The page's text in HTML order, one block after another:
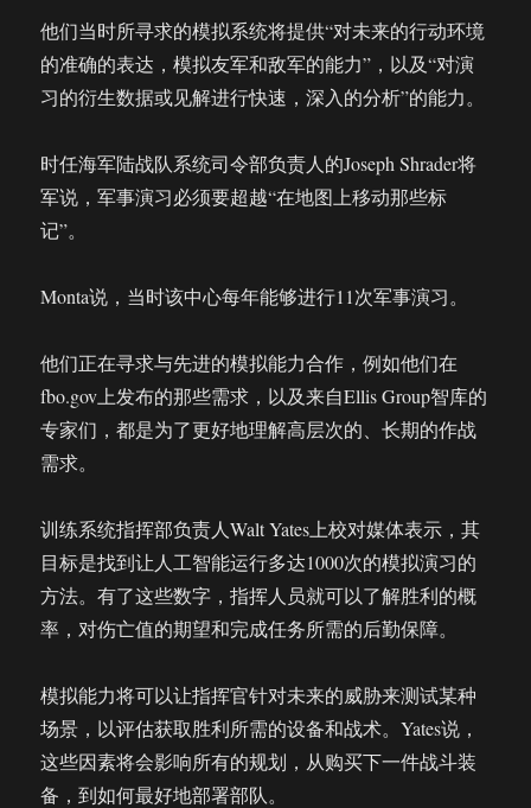
他们当时所寻求的模拟系统将提供“对未来的行动环境
的准确的表达，模拟友军和敌军的能力”，以及“对演
习的衍生数据或见解进行快速，深入的分析”的能力。
时任海军陆战队系统司令部负责人的Joseph Shrader将
军说，军事演习必须要超越“在地图上移动那些标
记”。
Monta说，当时该中心每年能够进行11次军事演习。
他们正在寻求与先进的模拟能力合作，例如他们在
fbo.gov上发布的那些需求，以及来自Ellis Group智库的
专家们，都是为了更好地理解高层次的、长期的作战
需求。
训练系统指挥部负责人Walt Yates上校对媒体表示，其
目标是找到让人工智能运行多达1000次的模拟演习的
方法。有了这些数字，指挥人员就可以了解胜利的概
率，对伤亡值的期望和完成任务所需的后勤保障。
模拟能力将可以让指挥官针对未来的威胁来测试某种
场景，以评估获取胜利所需的设备和战术。Yates说，
这些因素将会影响所有的规划，从购买下一件战斗装
备，到如何最好地部署部队。